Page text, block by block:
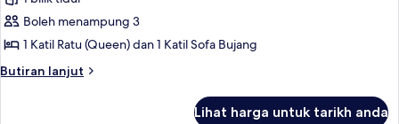
Superior
Room,
Pool
Access
Boleh menampung 3
1 Katil Ratu (Queen) dan 1 Katil Sofa Bujang
Butiran lanjut
Butiran
Lihat harga untuk tarikh anda